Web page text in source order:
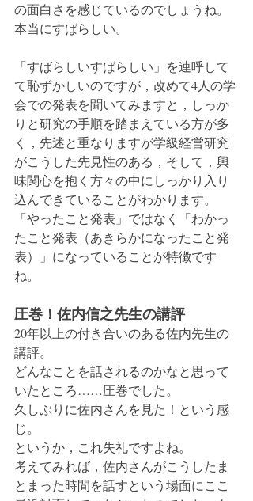
の面白さを感じているのでしょうね。
本当にすばらしい。
「すばらしいすばらしい」を連呼して
て恥ずかしいのですが，改めて4人の学
会での発表を聞いてみますと，しっか
りと研究の手順を踏まえている方が多
く，先述と重なりますが学級経営研究
がこうした先見性のある，そして，興
味関心を抱く方々の中にしっかり入り
込んできていることがわかります。
「やったこと発表」ではなく「わかっ
たこと発表（あきらかになったこと発
表）」になっていることが特徴です
ね。
圧巻！佐内信之先生の講評
20年以上の付き合いのある佐内先生の
講評。
どんなことを話されるのかなと思って
いたところ……圧巻でした。
久しぶりに佐内さんを見た！という感
じ。
というか，これ失礼ですよね。
考えてみれば，佐内さんがこうしたま
とまった時間を話すという場面にここ